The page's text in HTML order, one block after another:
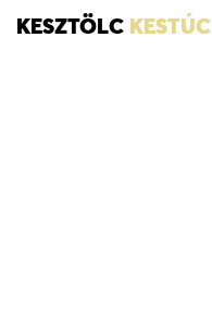
KESZTÖLC KESTÚC